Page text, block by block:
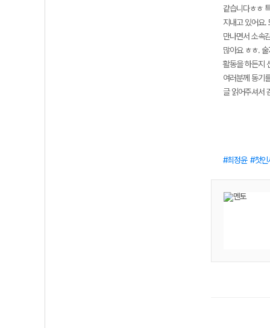
같습니다ㅎㅎ
지내고 있어요.
만나면서 소속
많아요 ㅎㅎ.
활동을 하든지
여러분께 동기
글 읽어주셔서
최정윤 첫인